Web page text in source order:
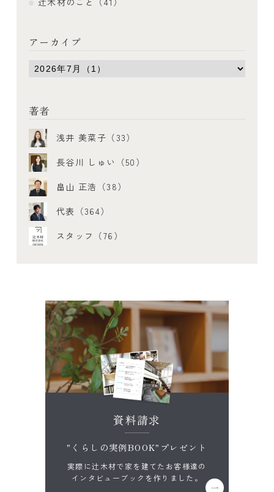
アーカイブ
著者
浅井 美菜子（33）
長谷川 しゅい（50）
畠山 正浩（38）
代表（364）
スタッフ（76）
資料請求
"くらしの実例BOOK"プレゼント
実際に辻木材で家を建てたお客様達の
インタビューブックを作りました。